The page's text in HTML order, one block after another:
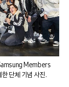
Members
단체 기념 사진.